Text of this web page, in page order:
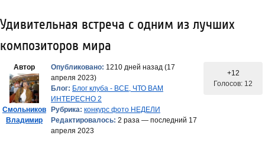
Удивительная встреча с одним из лучших
композиторов мира
Автор
Смольников
Владимир
Опубликовано: 1210 дней назад (17
апреля 2023)
Блог: Блог клуба - ВСЕ, ЧТО ВАМ
ИНТЕРЕСНО 2
Рубрика: конкурс фото НЕДЕЛИ
Редактировалось: 2 раза — последний 17
апреля 2023
+12
Голосов: 12